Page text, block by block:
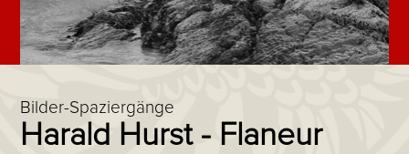
Bilder-Spaziergänge
Harald Hurst - Flaneur